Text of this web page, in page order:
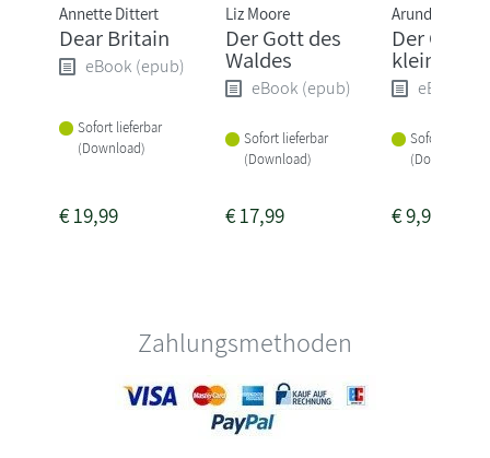
Annette Dittert
Dear Britain
eBook (epub)
Sofort lieferbar
(Download)
€19,99
Liz Moore
Der Gott des
Waldes
eBook (epub)
Sofort lieferbar
(Download)
€17,99
Arundhati Roy
Der Gott
kleinen
eBook
Sofort
(Download)
€9,99
Zahlungsmethoden